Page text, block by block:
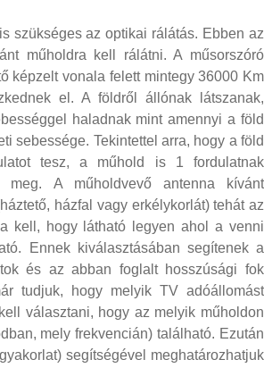
szükséges az optikai rálátás. Ebben az
műholdra kell rálátni. A műsorszóró
képzelt vonala felett mintegy 36000 Km
el. A földről állónak látszanak,
haladnak mint amennyi a föld
sebessége. Tekintettel arra, hogy a föld
tesz, a műhold is 1 fordulatnak
meg. A műholdvevő antenna kívánt
házfal vagy erkélykorlát) tehát az
kell, hogy látható legyen ahol a venni
Ennek kiválasztásában segítenek a
és az abban foglalt hosszúsági fok
tudjuk, hogy melyik TV adóállomást
választani, hogy az melyik műholdon
mely frekvencián) található. Ezután
segítségével meghatározhatjuk